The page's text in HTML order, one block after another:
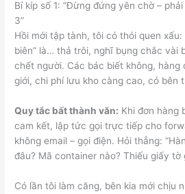
Bí kíp số 1: “Đừng đứng yên chờ –
3”
Hồi mới tập tành, tôi có thói quen
biên” là… thả trôi, nghĩ bụng chắc vài
chết người. Các bác biết không, hàng
giới, chi phí lưu kho càng cao, có bên
Quy tắc bất thành văn: Khi đơn hàng
cam kết, lập tức gọi trực tiếp cho
không email – gọi điện. Hỏi thẳng:
đâu? Mã container nào? Thiếu giấy tờ
Có lần tôi làm căng, bên kia mới chịu